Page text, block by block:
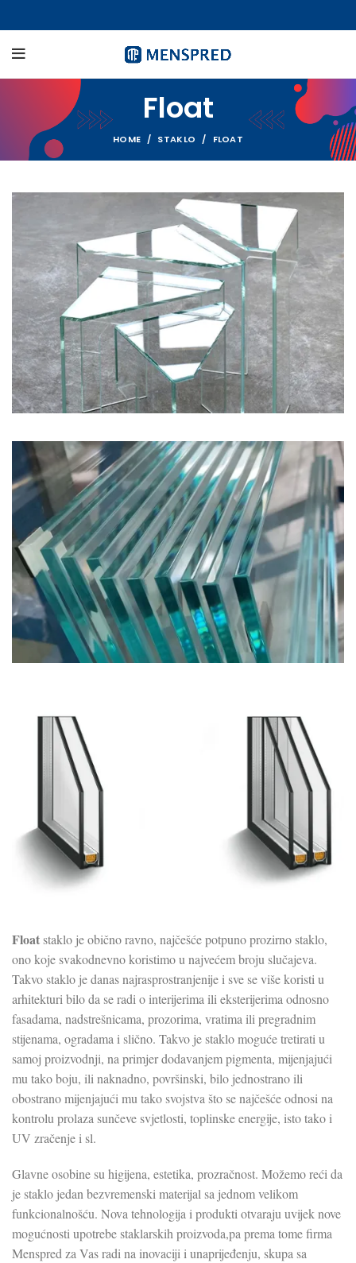
Float
HOME STAKLO FLOAT
Float staklo je obično ravno, najčešće potpuno prozirno staklo,
ono koje svakodnevno koristimo u najvećem broju slučajeva.
Takvo staklo je danas najrasprostranjenije i sve se više koristi u
arhitekturi bilo da se radi o interijerima ili eksterijerima odnosno
fasadama, nadstrešnicama, prozorima, vratima ili pregradnim
stijenama, ogradama i slično. Takvo je staklo moguće tretirati u
samoj proizvodnji, na primjer dodavanjem pigmenta, mijenjajući
mu tako boju, ili naknadno, površinski, bilo jednostrano ili
obostrano mijenjajući mu tako svojstva što se najčešće odnosi na
kontrolu prolaza sunčeve svjetlosti, toplinske energije, isto tako i
UV zračenje i sl.
Glavne osobine su higijena, estetika, prozračnost. Možemo reći da
je staklo jedan bezvremenski materijal sa jednom velikom
funkcionalnošću. Nova tehnologija i produkti otvaraju uvijek nove
mogućnosti upotrebe staklarskih proizvoda,pa prema tome firma
Menspred za Vas radi na inovaciji i unaprijeđenju, skupa sa